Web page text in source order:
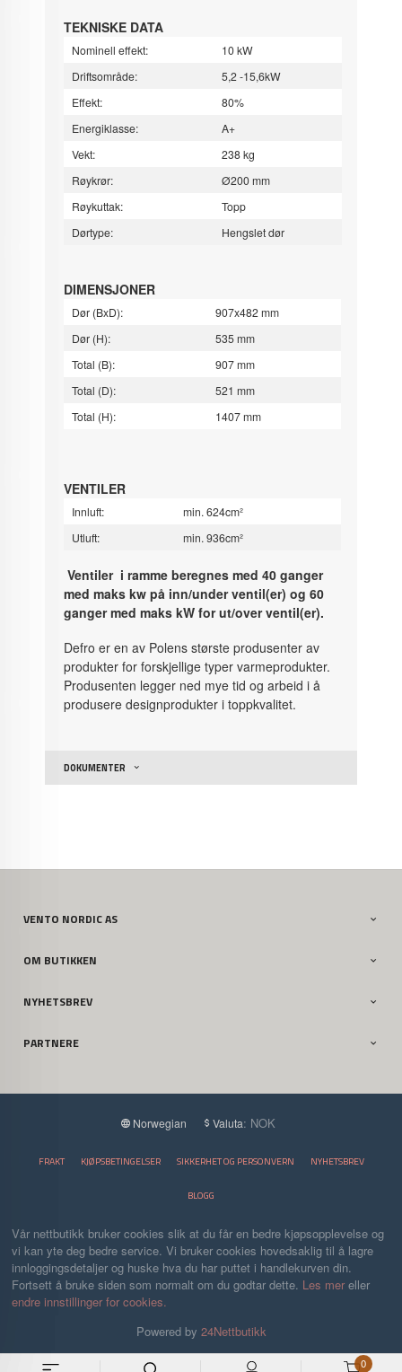
0
TEKNISKE DATA
Nominell effekt:
10 kW
Driftsområde:
5,2 -15,6kW
Effekt:
80%
Energiklasse:
A+
Vekt:
238 kg
Røykrør:
Ø200 mm
Røykuttak:
Topp
Dørtype:
Hengslet dør
DIMENSJONER
Dør (BxD):
907x482 mm
Dør (H):
535 mm
Total (B):
907 mm
Total (D):
521 mm
Total (H):
1407 mm
VENTILER
Innluft:
min. 624cm²
Utluft:
min. 936cm²
Ventiler i ramme beregnes med 40 ganger
med maks kw på inn/under ventil(er) og 60
ganger med maks kW for ut/over ventil(er).
Defro er en av Polens største produsenter av
produkter for forskjellige typer varmeprodukter.
Produsenten legger ned mye tid og arbeid i å
produsere designprodukter i toppkvalitet.
DOKUMENTER
VENTO NORDIC AS
OM BUTIKKEN
NYHETSBREV
PARTNERE
Norwegian Valuta: NOK
FRAKT KJØPSBETINGELSER SIKKERHET OG PERSONVERN NYHETSBREV
BLOGG
Vår nettbutikk bruker cookies slik at du får en bedre kjøpsopplevelse og
vi kan yte deg bedre service. Vi bruker cookies hovedsaklig til å lagre
innloggingsdetaljer og huske hva du har puttet i handlekurven din.
Fortsett å bruke siden som normalt om du godtar dette. Les mer eller
endre innstillinger for cookies.
Powered by 24Nettbutikk